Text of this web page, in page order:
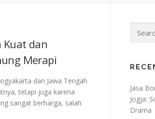
Kuat dan
Merapi
dan Jawa Tengah
tetapi juga karena
sangat berharga, salah
for:
Jasa
Jogja:
Drama